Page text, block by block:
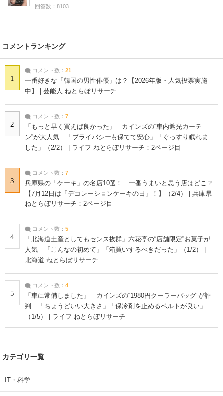
回答数：8103
コメントランキング
1
コメント数： 21
一番好きな「韓国の男性俳優」は？【2026年版・人気投票実施
中】 | 芸能人 ねとらぼリサーチ
2
コメント数： 7
「もっと早く買えば良かった」 カインズの“車内遮光カーテ
ン”が大人気 「プライバシーも保てて安心」「ぐっすり眠れま
した」（2/2） | ライフ ねとらぼリサーチ：2ページ目
3
コメント数： 7
兵庫県の「ケーキ」の名店10選！ 一番うまいと思う店はどこ？
【7月12日は「デコレーションケーキの日」！】（2/4） | 兵庫県
ねとらぼリサーチ：2ページ目
4
コメント数： 5
「北海道土産としてもセンス抜群」六花亭の“店舗限定”お菓子が
人気 「こんなの初めて」「箱買いするべきだった」（1/2） |
北海道 ねとらぼリサーチ
5
コメント数： 4
「車に常備しました」 カインズの“1980円クーラーバッグ”が評
判 「ちょうどいい大きさ」「保冷剤を止めるベルトが良い」
（1/5） | ライフ ねとらぼリサーチ
カテゴリ一覧
IT・科学